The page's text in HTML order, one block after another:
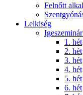
Felnőtt
Lelkiség
1. hét
2. hét
3. hét
4. hét
5. hét
6. hét